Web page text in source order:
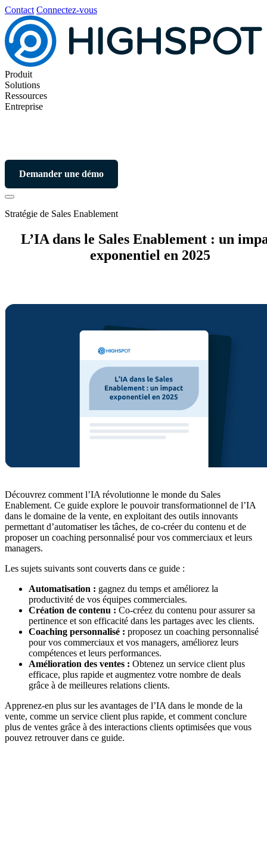
Contact Connectez-vous
Produit
Solutions
Ressources
Entreprise
Demander une démo
Stratégie de Sales Enablement
L’IA dans le Sales Enablement : un
exponentiel en 2025
Découvrez comment l’IA révolutionne le monde du Sales
Enablement. Ce guide explore le pouvoir transformationnel de l’IA
dans le domaine de la vente, en exploitant des outils innovants
permettant d’automatiser les tâches, de co-créer du contenu et de
proposer un coaching personnalisé pour vos commerciaux et leurs
managers.
Les sujets suivants sont couverts dans ce guide :
Automatisation : gagnez du temps et améliorez la
productivité de vos équipes commerciales.
Création de contenu : Co-créez du contenu pour assurer sa
pertinence et son efficacité dans les partages avec les clients.
Coaching personnalisé : proposez un coaching personnalisé
pour vos commerciaux et vos managers, améliorez leurs
compétences et leurs performances.
Amélioration des ventes : Obtenez un service client plus
efficace, plus rapide et augmentez votre nombre de deals
grâce à de meilleures relations clients.
Apprenez-en plus sur les avantages de l’IA dans le monde de la
vente, comme un service client plus rapide, et comment conclure
plus de ventes grâce à des interactions clients optimisées que vous
pouvez retrouver dans ce guide.